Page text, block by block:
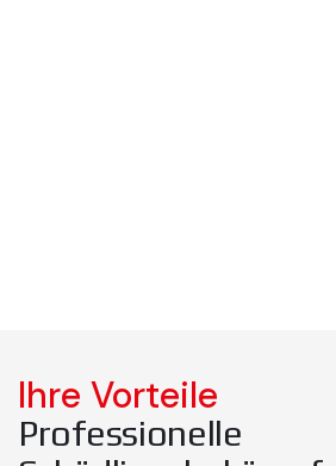
Ihre Vorteile
Professionelle